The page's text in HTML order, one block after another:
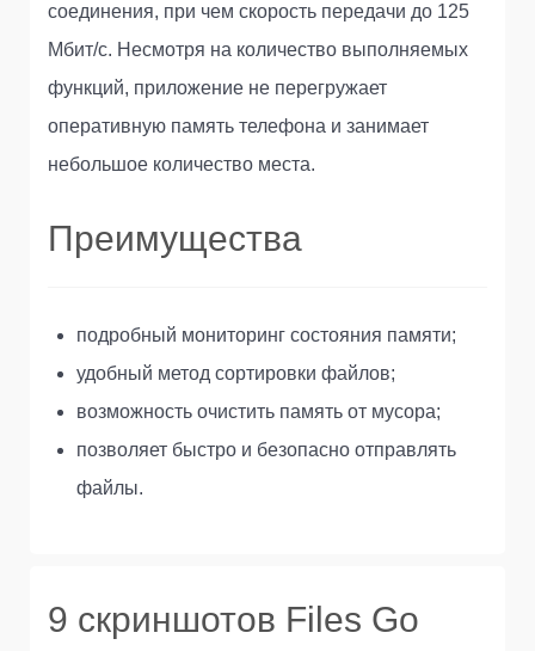
соединения, при чем скорость передачи до 125
Мбит/с. Несмотря на количество выполняемых
функций, приложение не перегружает
оперативную память телефона и занимает
небольшое количество места.
Преимущества
подробный мониторинг состояния памяти;
удобный метод сортировки файлов;
возможность очистить память от мусора;
позволяет быстро и безопасно отправлять
файлы.
9 скриншотов Files Go